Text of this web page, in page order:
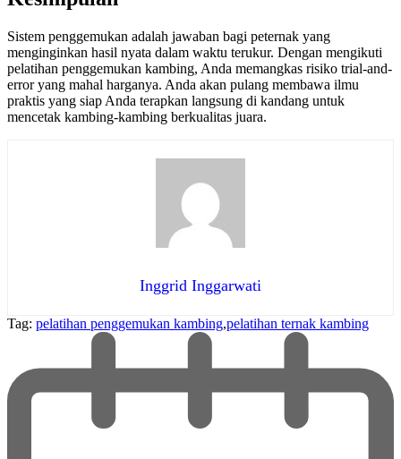
Sistem penggemukan adalah jawaban bagi peternak yang
menginginkan hasil nyata dalam waktu terukur. Dengan mengikuti
pelatihan penggemukan kambing, Anda memangkas risiko trial-and-
error yang mahal harganya. Anda akan pulang membawa ilmu
praktis yang siap Anda terapkan langsung di kandang untuk
mencetak kambing-kambing berkualitas juara.
Inggrid Inggarwati
Tag: pelatihan penggemukan kambing,pelatihan ternak kambing